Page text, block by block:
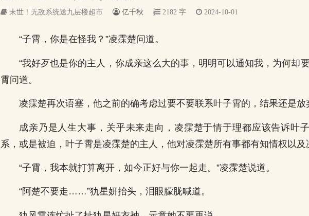
末世！无敌系统送九层楼超市 亿千秋 2182 字 2024-10-01
“子霄，你是在怪我？”凌霂楚问道。
“我好歹也是你的主人，你成亲这么大的事，明明可以通知我，为何却
霄问道。
凌霂楚再次语塞，他之前的确考虑过要不要联系叶子霄的，结果还是放
成亲乃是人生大事，关乎未来走向，凌霂楚于情于理都应该告诉叶
系，或是被迫，叶子霄是凌霂楚的主人，他对凌霂楚所有事都有知情权以及
“子霄，我本就打算离开，如今正好与你一起走。”凌霂楚说道。
“阿楚不要走……”犰星妍抬头，泪眼朦胧喊道。